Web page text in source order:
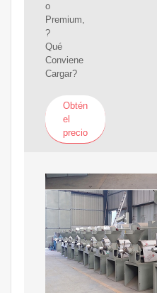
o
Premium,
?
Qué
Conviene
Cargar?
Obtén
el
precio